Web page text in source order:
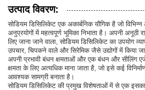
उत्पाद विवरण:
सोडियम डिसिलिकेट एक अकार्बनिक यौगिक है जो
अनुप्रयोगों में महत्वपूर्ण भूमिका निभाता है। अपनी अनूठी
लिए जाना जाने वाला, सोडियम डिसिलिकेट का उपयोग
उपचार, चिपकने वाले और सिरेमिक जैसे उद्योगों में किया
अपनी प्रभावी बंधन क्षमताओं और एक बंधन और सीलिंग
क्षमता के लिए अत्यधिक माना जाता है, जो इसे कई
आवश्यक सामग्री बनाता है।
सोडियम डिसिलिकेट की प्रमुख विशेषताओं में से एक